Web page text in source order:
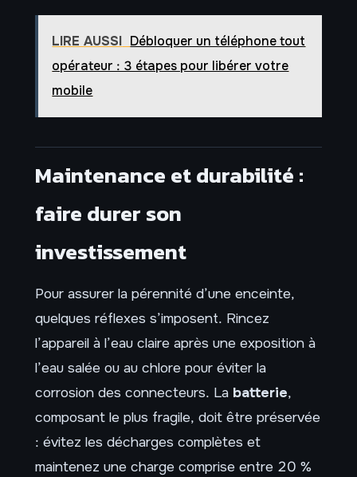
LIRE AUSSI Débloquer un téléphone tout
opérateur : 3 étapes pour libérer votre
mobile
Maintenance et durabilité :
faire durer son
investissement
Pour assurer la pérennité d’une enceinte,
quelques réflexes s’imposent. Rincez
l’appareil à l’eau claire après une exposition à
l’eau salée ou au chlore pour éviter la
corrosion des connecteurs. La batterie,
composant le plus fragile, doit être préservée
: évitez les décharges complètes et
maintenez une charge comprise entre 20 %